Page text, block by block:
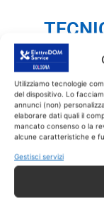
Utilizziamo tecnologie
del dispositivo. Lo
annunci (non)
elaborare dati quali il
mancato consenso o la
alcune caratteristiche e
Gestisci servizi
Baricella
fuori
effettuati